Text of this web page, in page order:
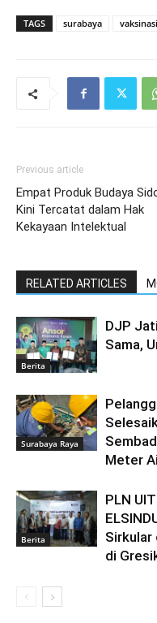
TAGS surabaya
Previous article
Empat Produk Budaya
Kini Tercatat dalam Hak
Kekayaan Intelektual
RELATED ARTICLES
Berita
DJP
Sama,
Surabaya Raya
Meter
Berita
PLN
Sirkular
di